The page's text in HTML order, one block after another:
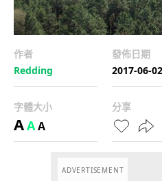
作者
Redding
發佈日期
2017-06-02
字體大小
AAA
分享
ADVERTISEMENT